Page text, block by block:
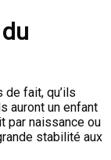
de fait, qu’ils
auront un enfant
par naissance ou
stabilité aux